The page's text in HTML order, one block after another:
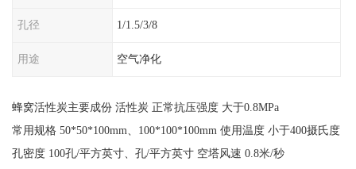
孔径 1/1.5/3/8
用途 空气净化
蜂窝活性炭主要成份 活性炭 正常抗压强度 大于0.8MPa
常用规格 50*50*100mm、100*100*100mm 使用温度 小于400摄氏度
孔密度 100孔/平方英寸、孔/平方英寸 空塔风速 0.8米/秒